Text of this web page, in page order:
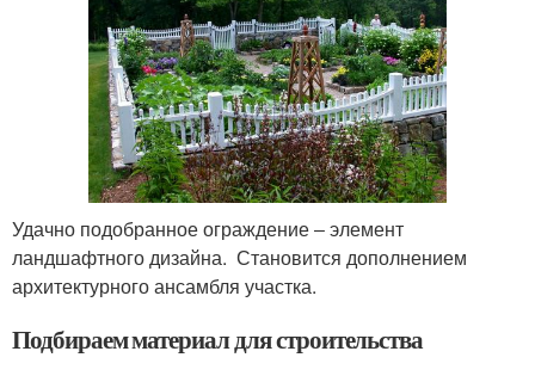
Удачно подобранное ограждение ‒ элемент
ландшафтного дизайна. Становится дополнением
архитектурного ансамбля участка.
Подбираем материал для строительства